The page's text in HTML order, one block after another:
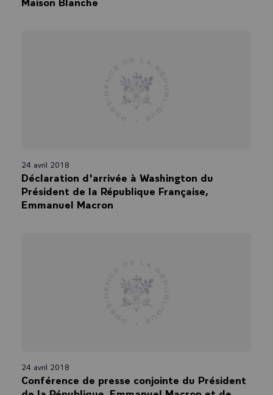
24 avril 2018
Déclaration d'arrivée à Washington du
Président de la République Française,
Emmanuel Macron
24 avril 2018
Conférence de presse conjointe du Président